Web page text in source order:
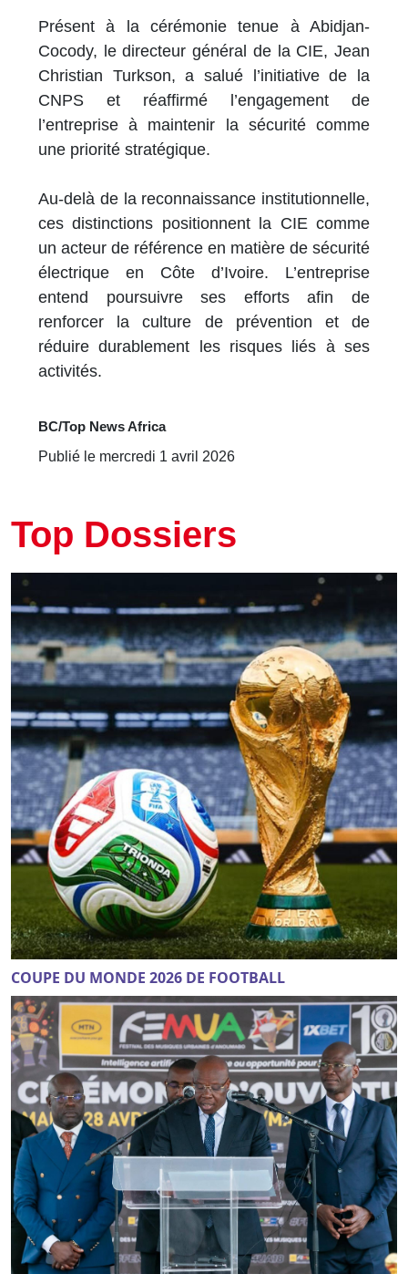
Présent à la cérémonie tenue à Abidjan-
Cocody, le directeur général de la CIE, Jean
Christian Turkson, a salué l’initiative de la
CNPS et réaffirmé l’engagement de
l’entreprise à maintenir la sécurité comme
une priorité stratégique.
Au-delà de la reconnaissance institutionnelle,
ces distinctions positionnent la CIE comme
un acteur de référence en matière de sécurité
électrique en Côte d’Ivoire. L’entreprise
entend poursuivre ses efforts afin de
renforcer la culture de prévention et de
réduire durablement les risques liés à ses
activités.
BC/Top News Africa
Publié le mercredi 1 avril 2026
Top Dossiers
COUPE DU MONDE 2026 DE FOOTBALL